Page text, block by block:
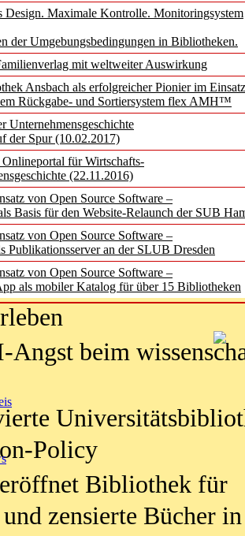
Design. Maximale Kontrolle. Monitoringsystem
der Umgebungsbedingungen in Bibliotheken.
mit weltweiter Auswirkung
Ansbach als erfolgreicher Pionier im
Rückgabe- und Sortiersystem flex AMH™
der Spur (10.02.2017)
für Wirtschafts-
(22.11.2016)
von Open Source Software –
Basis für den Website-Relaunch der SUB
von Open Source Software –
Publikationsserver an der SLUB Dresden
von Open Source Software –
als mobiler Katalog für über 15 Bibliotheken
von
digitalen Welt
als Infrastruktur
katalogisieren
bis
Ausrüstung in der
Things“ unterwegs
Social Media
Angst beim
Policy
Bibliothek für
zensierte Bücher